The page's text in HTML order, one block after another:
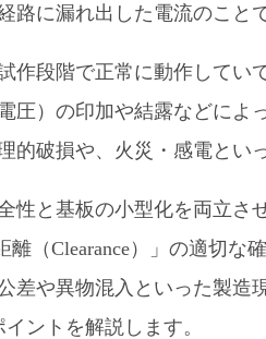
路に漏れ出した電流のことで
作段階で正常に動作してい
圧）の印加や結露などによ
的破損や、火災・感電とい
性と基板の小型化を両立さ
離（Clearance）」の適切
差や異物混入といった製造
ントを解説します。